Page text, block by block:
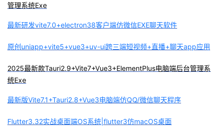
管理系统Exe
最新研发vite7.0+electron38客户端仿微信EXE聊天软件
原创uniapp+vite5+vue3+uv-ui跨三端短视频+直播+聊天app应用
2025最新款Tauri2.9+Vite7+Vue3+ElementPlus电脑端后台管理系
统Exe
最新版Vite7.1+Tauri2.8+Vue3电脑端仿QQ/微信聊天程序
Flutter3.32实战桌面端OS系统|flutter3仿macOS桌面